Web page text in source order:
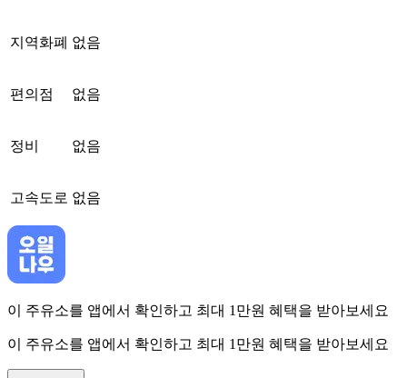
지역화폐 없음
편의점 없음
정비 없음
고속도로 없음
이 주유소를 앱에서 확인하고 최대 1만원 혜택을 받아보세요
이 주유소를 앱에서 확인하고 최대 1만원 혜택을 받아보세요